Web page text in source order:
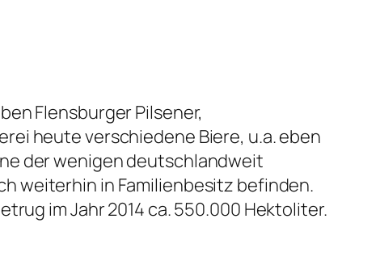
Flensburger Pilsener,
heute verschiedene Biere, u.a. eben
der wenigen deutschlandweit
weiterhin in Familienbesitz befinden.
im Jahr 2014 ca. 550.000 Hektoliter.